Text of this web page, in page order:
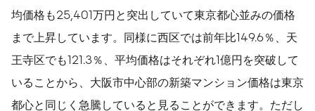
均価格も25,401万円と突出していて東京都心並みの価格
まで上昇しています。同様に西区では前年比149.6％、天
王寺区でも121.3％、平均価格はそれぞれ1億円を突破して
いることから、大阪市中心部の新築マンション価格は東京
都心と同じく急騰していると見ることができます。ただし